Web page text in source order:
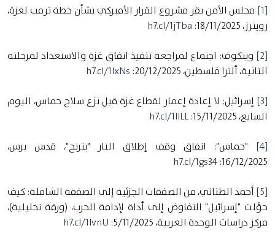
[1] مجلس الأمن يقر مشروع القرار الأميركي بشأن خطة ترمب لغزة،
رويترز، 18/11/2025:
h7.cl/1jTba
[2] ويتكوف: اجتماع لمراجعة تنفيذ اتفاق غزة والاستعداد لمرحلته
الثانية، ألترا فلسطين، 20/12/2025:
h7.cl/1lxNs
[3] إسرائيل: لا إعادة إعمار لقطاع غزة قبل نزع سلاح حماس، اليوم
السابع، 15/11/2025:
h7.cl/1llLL
[4] "حماس": اتفاق وقف إطلاق النار "يترنح"، قدس برس،
16/12/2025:
h7.cl/1gs34
[5] أحمد الطناني، من الصفقات الجزئية إلى الصفقة الشاملة: كيف
حوَّلت "إسرائيل" التفاوض إلى أداة لإدامة الحرب، (ورقة تحليلية)،
مركز دراسات الوحدة العربية، 5/11/2025:
h7.cl/1lvnU